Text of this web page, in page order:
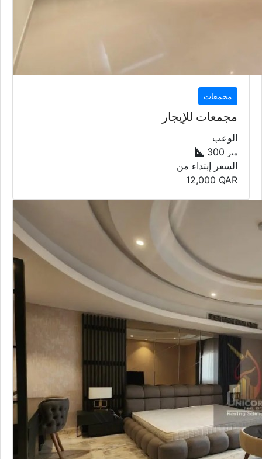
مجمعات
مجمعات للإيجار
الوعب
300 متر
السعر إبتداء من
12,000 QAR